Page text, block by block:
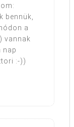
bennük,
a
vannak
nap
:-))